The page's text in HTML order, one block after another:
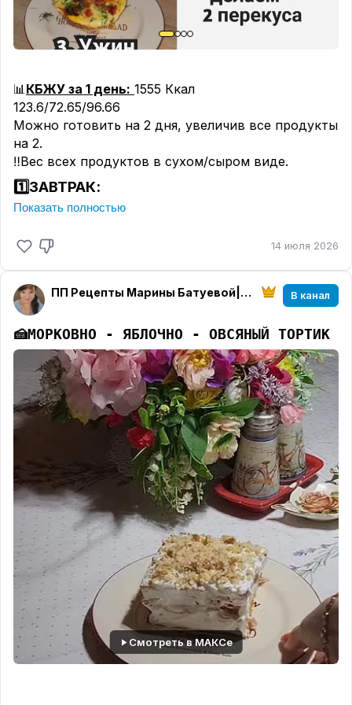
калориях.
Приятного всем аппетита!
#ппужины
#ппкабачок
#ппфасфуд
#ппсыр
#ппнесладкие
📊 КБЖУ за 1 день: 1555 Ккал
123.6/72.65/96.66
Можно готовить на 2 дня, увеличив все продукты
на 2.
‼️Вес всех продуктов в сухом/сыром виде.
1️⃣ЗАВТРАК:
📊КБЖУ 1 порции:
37.79/14.81/40.46
Ингредиенты:
🟢Лаваш армянский 50 гр;
🟢Творог 5% 150 гр;
🟢Яйцо 1 шт;
🟢Ванилин по желанию
🟢Кунжут 3 гр;
2️⃣ПЕРЕКУС:
🥪 ХЛЕБЦЫ + 🧀ТВОРОЖНЫЙ СЫР
📊КБЖУ перекуса: 139 Ккал 4.44/6.65/14.82
Ингредиенты:
🟢Хлебцы ржаные тонкие 2 шт. (24 - 25 гр.) либо
хлеб черный бездрожжевой 40 гр;
🟢Сыр Творожный без добавок сливочный 30 гр;
Делаем бутерброд: хлебцы ржаные (смотрим
состав без сахара и примесей) 2 шт ( примерно
24 гр) + творожный сыр(без добавок сливочный)
Hohland. Намазать на хлебцы.
Показать полностью
14 июля 2026
ПП Рецепты Марины Батуевой|Деревня|Многодетность В канал
🍰МОРКОВНО - ЯБЛОЧНО - ОВСЯНЫЙ ТОРТИК
Смотреть в МАКСе